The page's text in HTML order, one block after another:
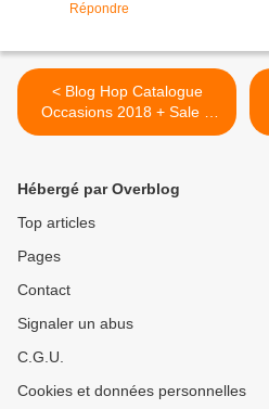
Répondre
< Blog Hop Catalogue
Occasions 2018 + Sale a
bration Jour 1
Hébergé par Overblog
Top articles
Pages
Contact
Signaler un abus
C.G.U.
Cookies et données personnelles